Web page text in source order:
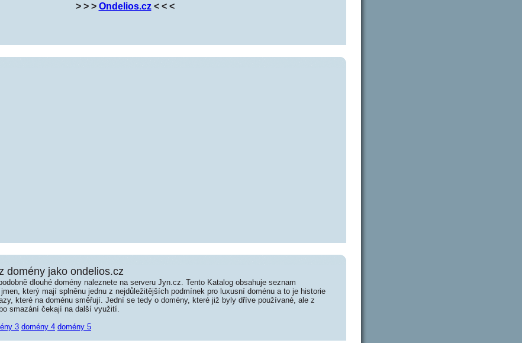
> > > Ondelios.cz< < <
domény jako ondelios.cz
dlouhé domény naleznete na serveru Jyn.cz. Tento Katalog obsahuje seznam
který mají splněnu jednu z nejdůležitějších podmínek pro luxusní doménu a to je historie
které na doménu směřují. Jední se tedy o domény, které již byly dříve používané, ale z
smazání čekají na další využití.
3 domény 4 domény 5